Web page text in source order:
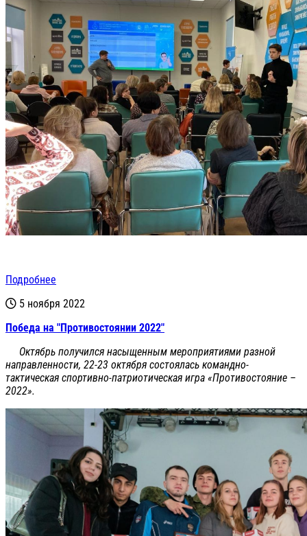
Подробнее
5 ноября 2022
Победа на "Противостоянии 2022"
Октябрь получился насыщенным мероприятиями разной
направленности, 22-23 октября состоялась командно-
тактическая спортивно-патриотическая игра «Противостояние –
2022».